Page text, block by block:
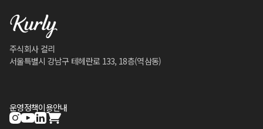
주식회사 컬리
서울특별시 강남구 테헤란로 133, 18층(역삼동)
운영정책이용안내